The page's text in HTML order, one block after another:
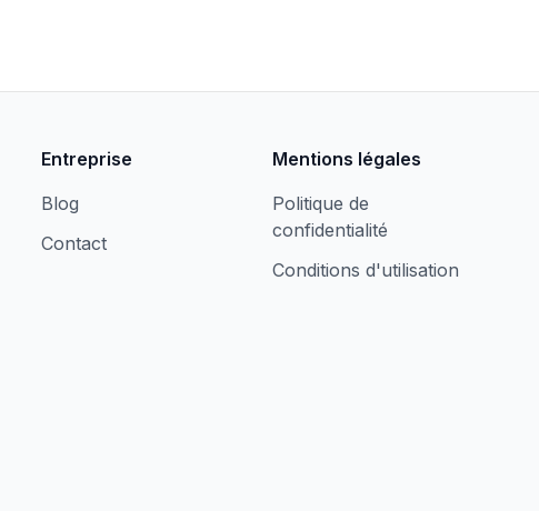
Entreprise
Blog
Contact
Mentions légales
Politique de
confidentialité
Conditions d'utilisation